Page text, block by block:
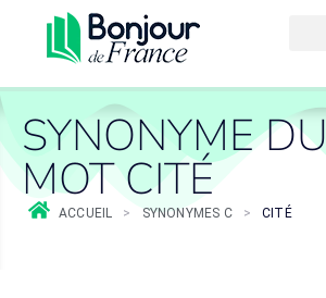
SYNONYME DU
MOT CITÉ
ACCUEIL > SYNONYMES C > CITÉ